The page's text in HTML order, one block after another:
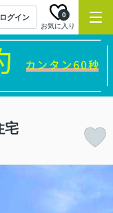
ログイン
お気に入り
0
宅